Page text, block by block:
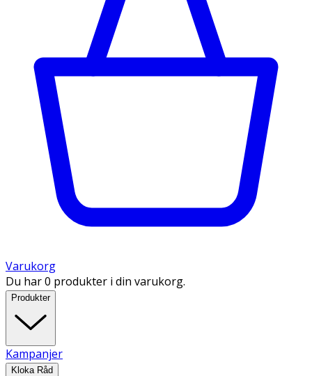
Varukorg
Du har 0 produkter i din varukorg.
Produkter
Kampanjer
Kloka Råd